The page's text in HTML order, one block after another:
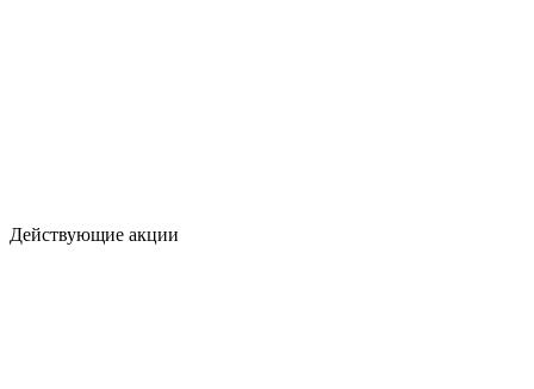
Действующие акции